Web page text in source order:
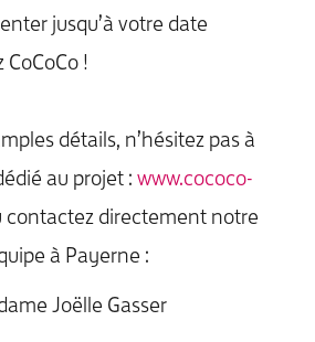
jusqu’à votre date
CoCoCo !
détails, n’hésitez pas à
au projet : www.cococo-
contactez directement notre
à Payerne :
Joëlle Gasser